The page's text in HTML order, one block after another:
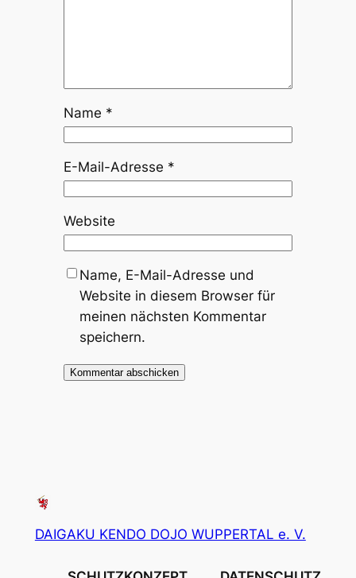
Name *
E-Mail-Adresse *
Website
Name, E-Mail-Adresse und
Website in diesem Browser für
meinen nächsten Kommentar
speichern.
DAIGAKU KENDO DOJO WUPPERTAL e. V.